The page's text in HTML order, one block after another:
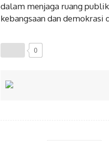
dalam menjaga ruang
kebangsaan dan demokrasi
0